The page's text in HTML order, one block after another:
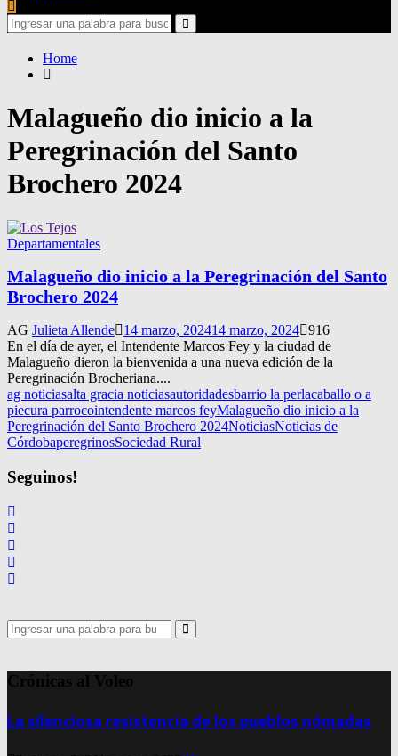
Search
for:
Search
Home
Malagueño dio inicio a la
Peregrinación del Santo
Brochero 2024
Departamentales
Malagueño dio inicio a la Peregrinación del Santo
Brochero 2024
AG Julieta Allende 14 marzo, 202414 marzo, 2024 916
En el día de ayer, el Intendente Marcos Fey y la ciudad de
Malagueño dieron la bienvenida a una nueva edición de la
Peregrinación Brocheriana....
ag noticiasalta gracia noticiasautoridadesbarrio la perlacaballo o a
piecura parrocointendente marcos feyMalagueño dio inicio a la
Peregrinación del Santo Brochero 2024NoticiasNoticias de
CórdobaperegrinosSociedad Rural
Seguinos!
Search
for:
Search
Crónicas al Voleo
La silenciosa resistencia de los pueblos nómadas